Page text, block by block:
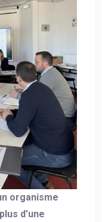
organisme
d’une